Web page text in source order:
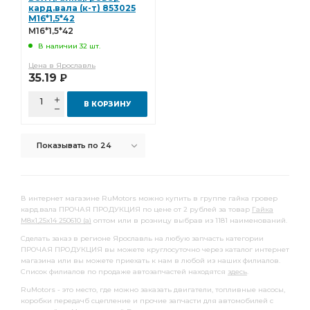
сборочных единиц бортовой передачи
МАЗ рулевого
радиатора верхний
опоры карданного
Коробка отбора Коробка отбора мощности
МАЗ цапфы уровня масла
гровер кард.вала к-т кард.вала к-т
Каталог сборочных Каталог сборочных единиц
Трос газа Стекло опускное Шланг витой
Шестерня МАЗ Фильтр топливный
Дифференциал МАЗ
Дифференциал МАЗ заднего моста
кард.вала (к-т) 853025
М16*1,5*42
М16*1,5*42
В наличии 32 шт.
Цена в Ярославль
35.19 Р
В КОРЗИНУ
Показывать по 24
В интернет магазине RuMotors можно купить в группе гайка гровер
кард.вала ПРОЧАЯ ПРОДУКЦИЯ по цене от 2 рублей за товар Гайка
М8х1,25х14 250610 (а) оптом или в розницу выбрав из 1181 наименований.
Сделать заказ в регионе Ярославль на любую запчасть категории
ПРОЧАЯ ПРОДУКЦИЯ вы можете круглосуточно через каталог интернет
магазина или вы можете приехать к нам в любой из наших филиалов.
Список филиалов по продаже автозапчастей находятся здесь.
RuMotors - это место, где можно заказать двигатели, топливные насосы,
коробки передачб сцепление и прочие запчасти для автомобилей с